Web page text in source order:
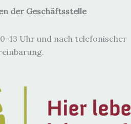
der Geschäftsstelle
13 Uhr und nach telefonischer